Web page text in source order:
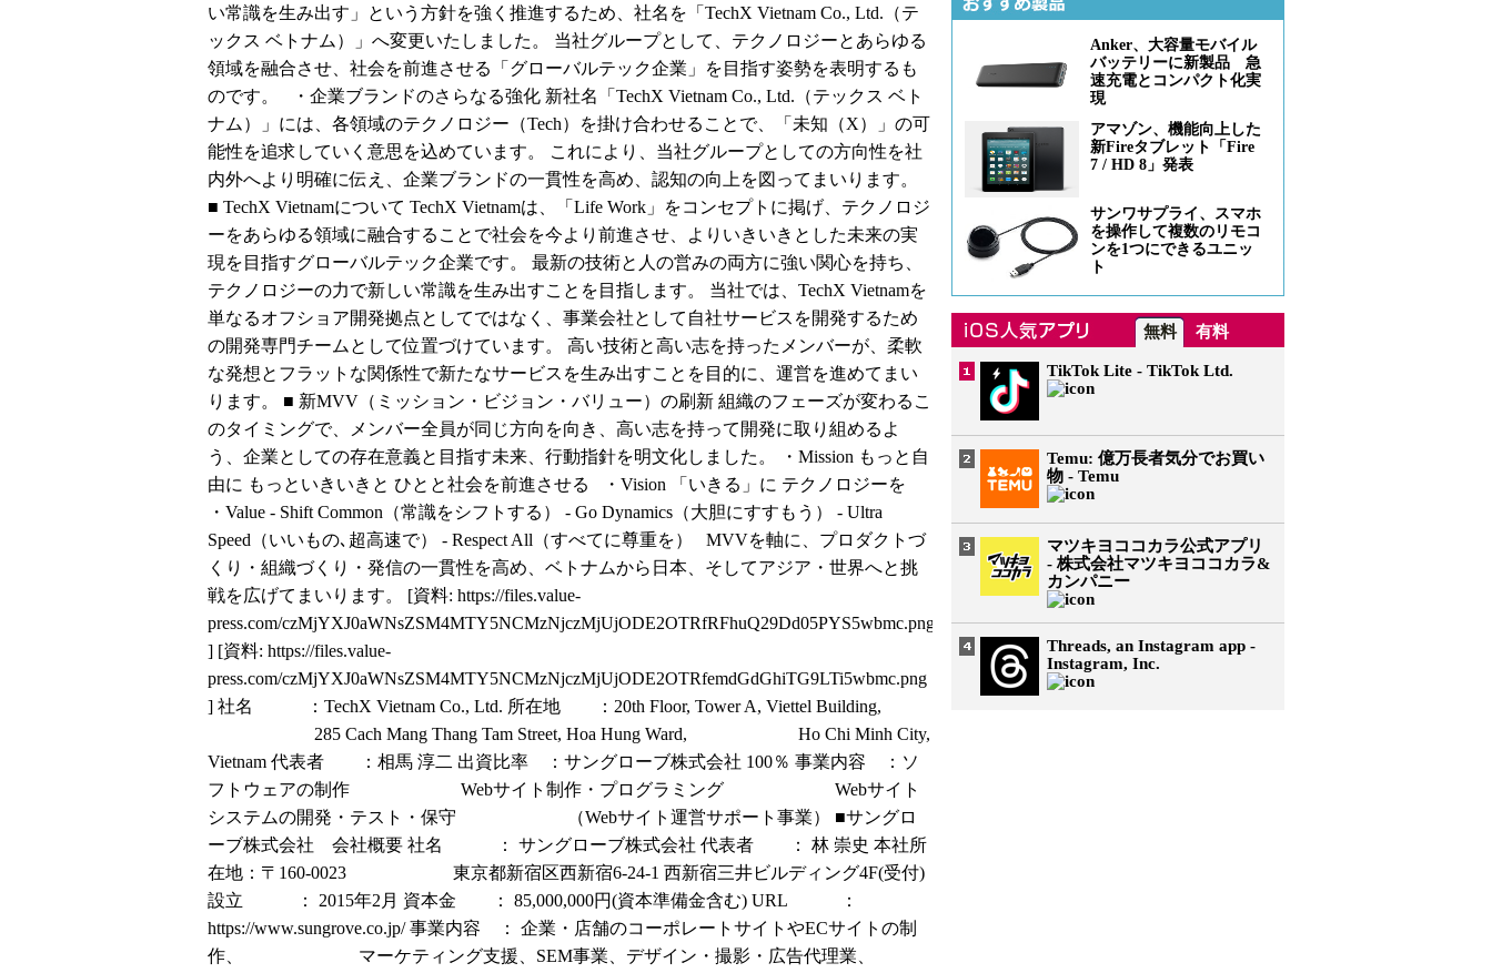
い常識を生み出す」という方針を強く推進するため、社名を「TechX Vietnam Co., Ltd.（テ
ックス ベトナム）」へ変更いたしました。 当社グループとして、テクノロジーとあらゆる
領域を融合させ、社会を前進させる「グローバルテック企業」を目指す姿勢を表明するも
のです。 ・企業ブランドのさらなる強化 新社名「TechX Vietnam Co., Ltd.（テックス ベト
ナム）」には、各領域のテクノロジー（Tech）を掛け合わせることで、「未知（X）」の可
能性を追求していく意思を込めています。 これにより、当社グループとしての方向性を社
内外へより明確に伝え、企業ブランドの一貫性を高め、認知の向上を図ってまいります。
■ TechX Vietnamについて TechX Vietnamは、「Life Work」をコンセプトに掲げ、テクノロジ
ーをあらゆる領域に融合することで社会を今より前進させ、よりいきいきとした未来の実
現を目指すグローバルテック企業です。 最新の技術と人の営みの両方に強い関心を持ち、
テクノロジーの力で新しい常識を生み出すことを目指します。 当社では、TechX Vietnamを
単なるオフショア開発拠点としてではなく、事業会社として自社サービスを開発するため
の開発専門チームとして位置づけています。 高い技術と高い志を持ったメンバーが、柔軟
な発想とフラットな関係性で新たなサービスを生み出すことを目的に、運営を進めてまい
ります。 ■ 新MVV（ミッション・ビジョン・バリュー）の刷新 組織のフェーズが変わるこ
のタイミングで、メンバー全員が同じ方向を向き、高い志を持って開発に取り組めるよ
う、企業としての存在意義と目指す未来、行動指針を明文化しました。 ・Mission もっと自
由に もっといきいきと ひとと社会を前進させる ・Vision 「いきる」に テクノロジーを
・Value - Shift Common（常識をシフトする） - Go Dynamics（大胆にすすもう） - Ultra
Speed（いいもの､超高速で） - Respect All（すべてに尊重を） MVVを軸に、プロダクトづ
くり・組織づくり・発信の一貫性を高め、ベトナムから日本、そしてアジア・世界へと挑
戦を広げてまいります。 [資料: https://files.value-
press.com/czMjYXJ0aWNsZSM4MTY5NCMzNjczMjUjODE2OTRfRFhuQ29Dd05PYS5wbmc.png
] [資料: https://files.value-
press.com/czMjYXJ0aWNsZSM4MTY5NCMzNjczMjUjODE2OTRfemdGdGhiTG9LTi5wbmc.png
] 社名 ：TechX Vietnam Co., Ltd. 所在地 ：20th Floor, Tower A, Viettel Building,
285 Cach Mang Thang Tam Street, Hoa Hung Ward, Ho Chi Minh City,
Vietnam 代表者 ：相馬 淳二 出資比率 ：サングローブ株式会社 100％ 事業内容 ：ソ
フトウェアの制作 Webサイト制作・プログラミング Webサイト
システムの開発・テスト・保守 （Webサイト運営サポート事業） ■サングロ
ーブ株式会社 会社概要 社名 ： サングローブ株式会社 代表者 ： 林 崇史 本社所
在地：〒160-0023 東京都新宿区西新宿6-24-1 西新宿三井ビルディング4F(受付)
設立 ： 2015年2月 資本金 ： 85,000,000円(資本準備金含む) URL ：
https://www.sungrove.co.jp/事業内容 ： 企業・店舗のコーポレートサイトやECサイトの制
作、 マーケティング支援、SEM事業、デザイン・撮影・広告代理業、
Anker、大容量モバイル
バッテリーに新製品 急
速充電とコンパクト化実
現
アマゾン、機能向上した
新Fireタブレット「Fire
7 / HD 8」発表
サンワサプライ、スマホ
を操作して複数のリモコ
ンを1つにできるユニッ
ト
無料 有料
TikTok Lite - TikTok Ltd.
Temu: 億万長者気分でお買い
物 - Temu
マツキヨココカラ公式アプリ
- 株式会社マツキヨココカラ&
カンパニー
Threads, an Instagram app -
Instagram, Inc.